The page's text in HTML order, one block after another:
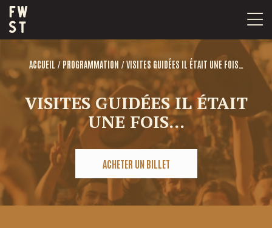
Passer
au
contenu
ACCUEIL /PROGRAMMATION /VISITES GUIDÉES IL ÉTAIT UNE FOIS…
VISITES GUIDÉES IL ÉTAIT
UNE FOIS…
ACHETER UN BILLET